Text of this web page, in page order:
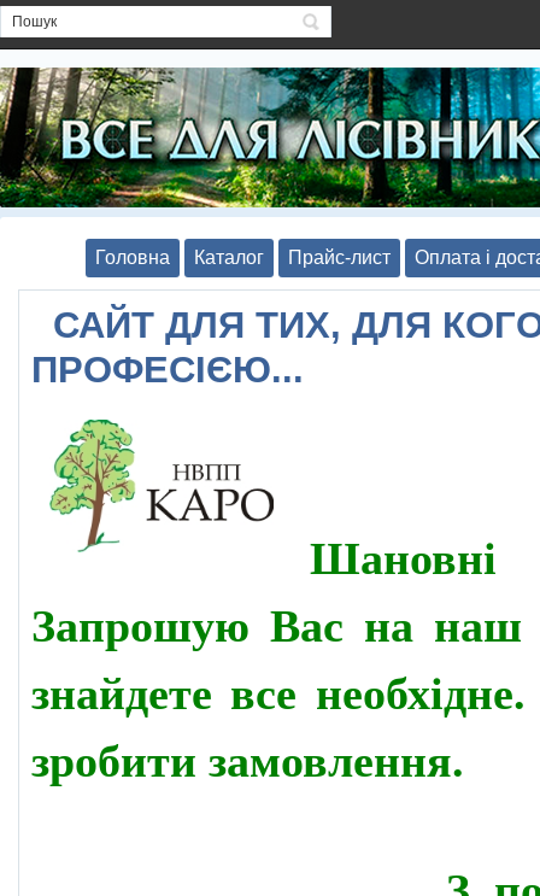
Головна Каталог Прайс-лист Оплата і
САЙТ ДЛЯ ТИХ, ДЛЯ
ПРОФЕСІЄЮ...
Запрошую Вас на наш
знайдете все
зробити замовлення.